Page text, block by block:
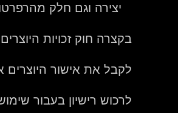
יצירה וגם חלק
בקצרה חוק זכויות
לקבל את אישור
לרכוש רישיון בעבור